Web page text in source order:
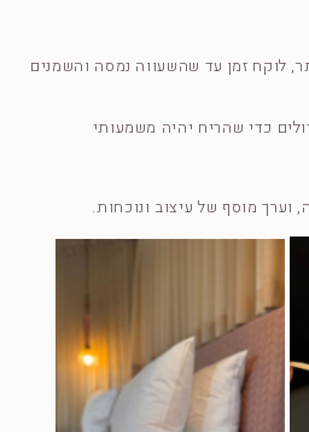
לוקח זמן עד שהשעווה נמסה והשמנים
כדי שהריח יהיה משמעותי
מוסף של עיצוב ונוכחות.